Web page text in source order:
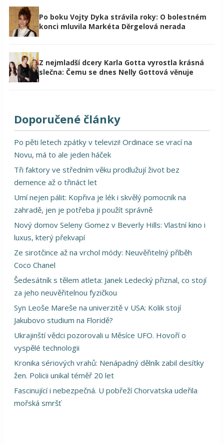
Po boku Vojty Dyka strávila roky: O bolestném
konci mluvila Markéta Děrgelová nerada
Z nejmladší dcery Karla Gotta vyrostla krásná
slečna: Čemu se dnes Nelly Gottová věnuje
Doporučené články
Po pěti letech zpátky v televizi! Ordinace se vrací na
Novu, má to ale jeden háček
Tři faktory ve středním věku prodlužují život bez
demence až o třináct let
Umí nejen pálit: Kopřiva je lék i skvělý pomocník na
zahradě, jen je potřeba ji použít správně
Nový domov Seleny Gomez v Beverly Hills: Vlastní kino i
luxus, který překvapí
Ze sirotčince až na vrchol módy: Neuvěřitelný příběh
Coco Chanel
Šedesátník s tělem atleta: Janek Ledecký přiznal, co stojí
za jeho neuvěřitelnou fyzičkou
Syn Leoše Mareše na univerzitě v USA: Kolik stojí
Jakubovo studium na Floridě?
Ukrajinští vědci pozorovali u Měsíce UFO. Hovoří o
vyspělé technologii
Kronika sériových vrahů: Nenápadný dělník zabil desítky
žen. Policii unikal téměř 20 let
Fascinující i nebezpečná. U pobřeží Chorvatska udeřila
mořská smršť